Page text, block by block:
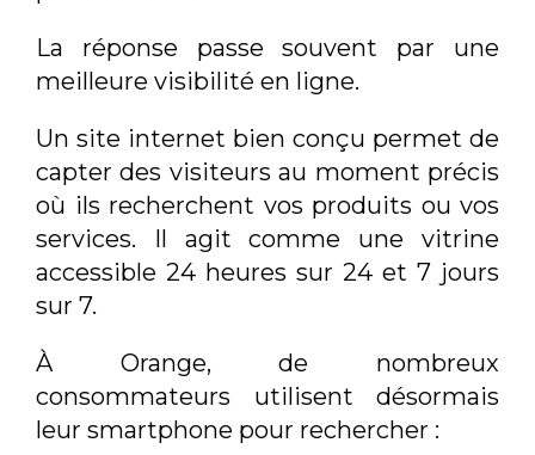
La réponse passe souvent par une
meilleure visibilité en ligne.
Un site internet bien conçu permet de
capter des visiteurs au moment précis
où ils recherchent vos produits ou vos
services. Il agit comme une vitrine
accessible 24 heures sur 24 et 7 jours
sur 7.
À Orange, de nombreux
consommateurs utilisent désormais
leur smartphone pour rechercher :